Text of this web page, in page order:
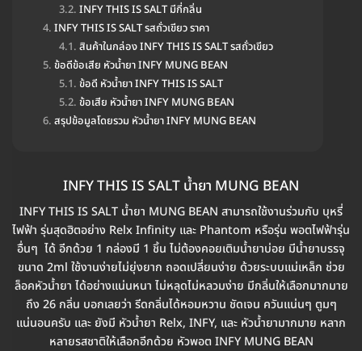
INFY THIS IS SALT มีกี่กลิ่น
INFY THIS IS SALT รสถั่วเขียว ราคา
สินค้าในกล่อง INFY THIS IS SALT รสถั่วเขียว
ข้อดีข้อเสีย หัวน้ำยา INFY MUNG BEAN
ข้อดี หัวน้ำยา INFY THIS IS SALT
ข้อเสีย หัวน้ำยา INFY MUNG BEAN
สรุปข้อมูลโดยรวม หัวน้ำยา INFY MUNG BEAN
INFY THIS IS SALT น้ำยา MUNG BEAN
INFY THIS IS SALT น้ำยา MUNG BEAN สามารถใช้งานร่วมกับ บุหรี่
ไฟฟ้า รุ่นสุดฮิตอย่าง Relx Infinity และ Phantom หรือรุ่น พอตไฟฟ้ารุ่น
อื่นๆ ได้ อีกด้วย 1 กล่องมี 1 ชิ้น ไม่ต้องคอยเติมน้ำยาบ่อย มีน้ำยาบรรจุ
ขนาด 2ml ใช้งานง่ายไม่ยุ่งยาก ถอดเปลี่ยนง่าย ด้วยระบบแม่เหล็ก ช่วย
ล็อคหัวน้ำยา ได้อย่างแน่นหนา ไม่หลุดไม่หลวมง่าย มีกลิ่นให้เลือกมากมาย
ถึง 26 กลิ่น บอกเลยว่า รีดกลิ่นได้หอมหวาน ชัดเจน ควันแน่นๆ ตูมๆ
แน่นอนครับ และ ยังมี หัวน้ำยา Relx, INFY, และ หัวน้ำยามากมาย หลาก
หลายรสชาติให้เลือกอีกด้วย หัวพอต INFY MUNG BEAN